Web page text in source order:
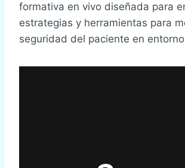
formativa en vivo diseñada para
estrategias y herramientas para
seguridad del paciente en